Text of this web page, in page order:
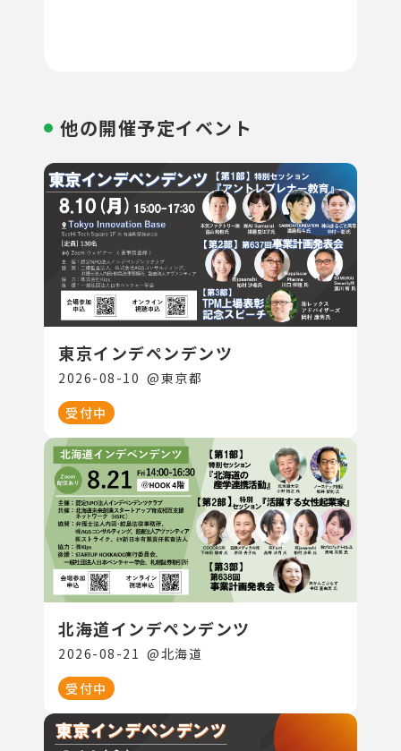
他の開催予定イベント
東京インデペンデンツ
2026-08-10 @東京都
受付中
北海道インデペンデンツ
2026-08-21 @北海道
受付中